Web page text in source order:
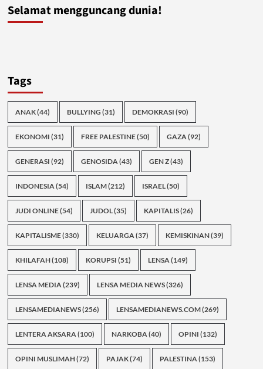
Selamat mengguncang dunia!
Tags
ANAK(44) BULLYING (31) DEMOKRASI (90)
EKONOMI (31) FREE PALESTINE(50) GAZA(92)
GENERASI (92) GENOSIDA(43) GEN Z(43)
INDONESIA(54) ISLAM(212) ISRAEL(50)
JUDI ONLINE(54) JUDOL(35) KAPITALIS(26)
KAPITALISME(330) KELUARGA(37) KEMISKINAN(39)
KHILAFAH(108) KORUPSI (51) LENSA(149)
LENSA MEDIA(239) LENSA MEDIA NEWS(326)
LENSAMEDIANEWS(256) LENSAMEDIANEWS.COM(269)
LENTERA AKSARA(100) NARKOBA(40) OPINI (132)
OPINI MUSLIMAH(72) PAJAK(74) PALESTINA(153)